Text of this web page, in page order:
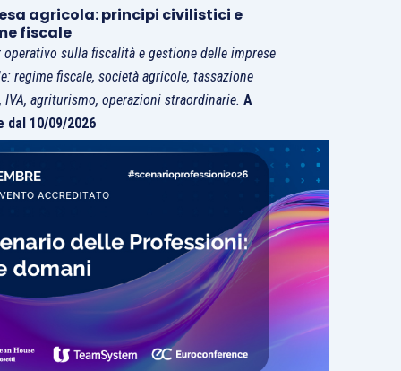
agricola: principi civilistici e
fiscale
operativo sulla fiscalità e gestione delle imprese
regime fiscale, società agricole, tassazione
IVA, agriturismo, operazioni straordinarie.A
dal 10/09/2026